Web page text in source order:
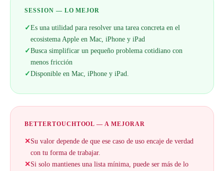
SESSION — LO MEJOR
✓Es una utilidad para resolver una tarea concreta en el
ecosistema Apple en Mac, iPhone y iPad
✓Busca simplificar un pequeño problema cotidiano con
menos fricción
✓Disponible en Mac, iPhone y iPad.
BETTERTOUCHTOOL — A MEJORAR
✕Su valor depende de que ese caso de uso encaje de verdad
con tu forma de trabajar.
✕Si solo mantienes una lista mínima, puede ser más de lo